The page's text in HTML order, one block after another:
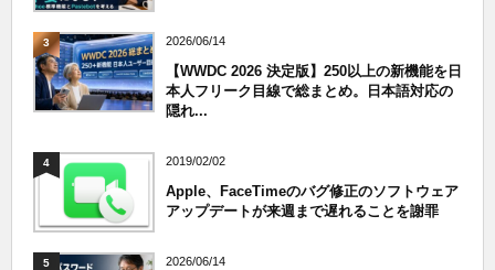
3 2026/06/14
【WWDC 2026 決定版】250以上の新機能を日
本人フリーク目線で総まとめ。日本語対応の
隠れ...
4 2019/02/02
Apple、FaceTimeのバグ修正のソフトウェア
アップデートが来週まで遅れることを謝罪
5 2026/06/14